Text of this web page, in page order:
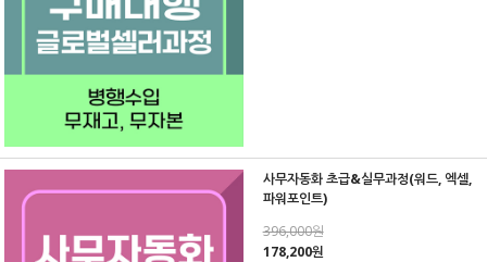
사무자동화 초급&실무과정(워드, 엑셀,
파워포인트)
396,000원
178,200원